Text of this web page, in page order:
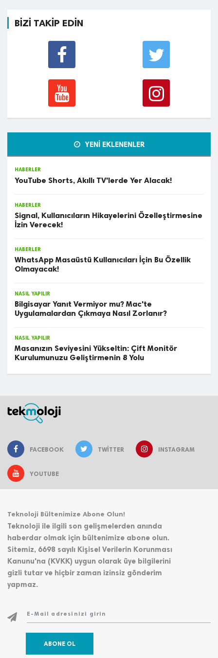
BİZİ TAKİP EDİN
YENİ EKLENENLER
HABERLER
YouTube Shorts, Akıllı TV'lerde Yer Alacak!
HABERLER
Signal, Kullanıcıların Hikayelerini Özelleştirmesine
İzin Verecek!
HABERLER
WhatsApp Masaüstü Kullanıcıları İçin Bu Özellik
Olmayacak!
NASIL YAPILIR
Bilgisayar Yanıt Vermiyor mu? Mac'te
Uygulamalardan Çıkmaya Nasıl Zorlanır?
NASIL YAPILIR
Masanızın Seviyesini Yükseltin: Çift Monitör
Kurulumunuzu Geliştirmenin 8 Yolu
FACEBOOK TWITTER INSTAGRAM
YOUTUBE
Teknoloji Bültenimize Abone Olun!
Teknoloji ile ilgili son gelişmelerden anında
haberdar olmak için bültenimize abone olun.
Sitemiz, 6698 sayılı Kişisel Verilerin Korunması
Kanunu'na (KVKK) uygun olarak üye bilgilerini
gizli tutar ve hiçbir zaman izinsiz gönderim
yapmaz.
ABONE OL